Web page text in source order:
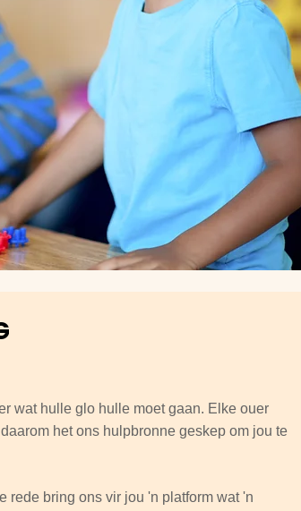
wat hulle glo hulle moet gaan. Elke ouer
het ons hulpbronne geskep om jou te
rede bring ons vir jou 'n platform wat 'n